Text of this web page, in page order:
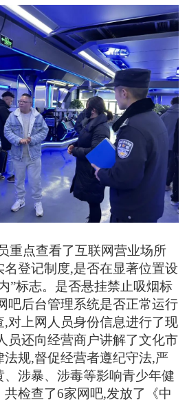
点查看了互联网营业场所
登记制度,是否在显著位置设
”标志。是否悬挂禁止吸烟标
吧后台管理系统是否正常运行
对上网人员身份信息进行了现
员还向经营商户讲解了文化市
规,督促经营者遵纪守法,严
、涉暴、涉毒等影响青少年健
检查了6家网吧,发放了《中